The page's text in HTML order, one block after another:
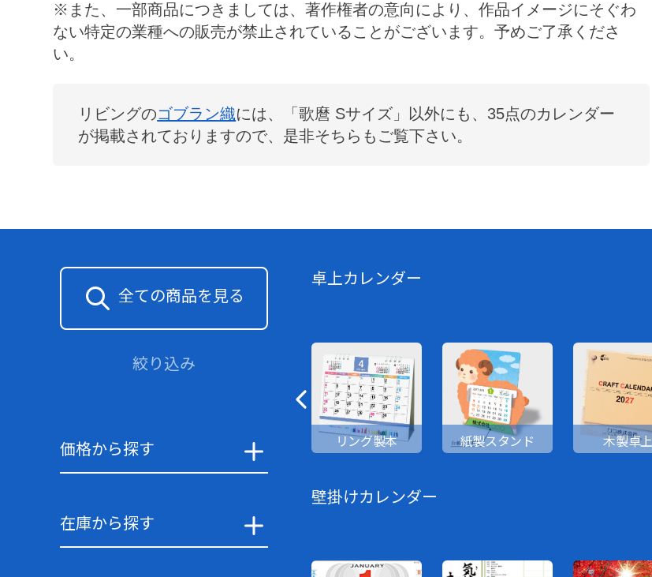
※また、一部商品につきましては、著作権者の意向により、作品イメージにそぐわ
ない特定の業種への販売が禁止されていることがございます。予めご了承くださ
い。
リビングのゴブラン織には、「歌麿 Sサイズ 」以外にも、 35点のカレンダー
が掲載されておりますので、是非そちらもご覧下さい。
全ての商品を見る
絞り込み
価格から探す
在庫から探す
卓上カレンダー
リング製本 紙製スタンド 木製卓上
壁掛けカレンダー